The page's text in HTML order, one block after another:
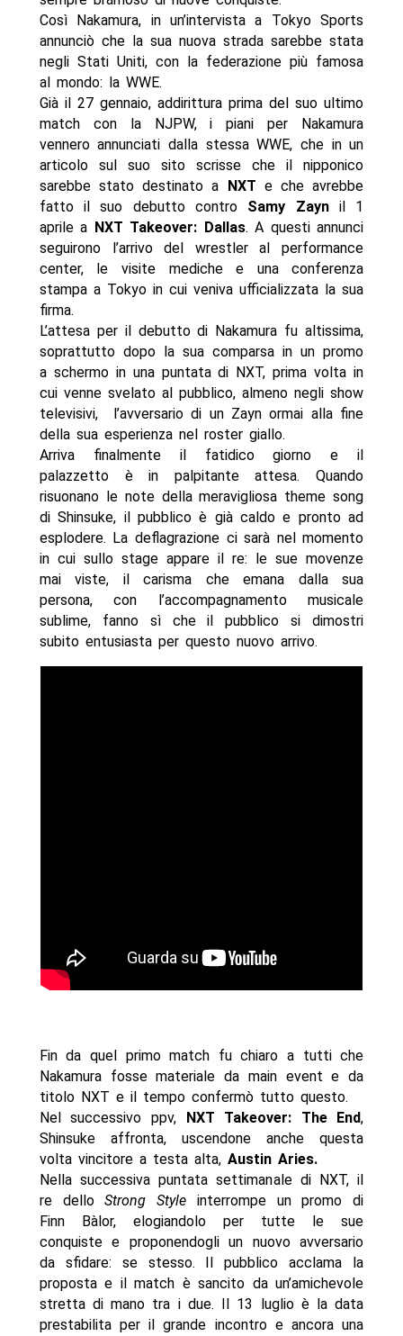
Così Nakamura, in un’intervista a Tokyo Sports
annunciò che la sua nuova strada sarebbe stata
negli Stati Uniti, con la federazione più famosa
al mondo: la WWE.
Già il 27 gennaio, addirittura prima del suo ultimo
match con la NJPW, i piani per Nakamura
vennero annunciati dalla stessa WWE, che in un
articolo sul suo sito scrisse che il nipponico
sarebbe stato destinato a
NXT e che avrebbe
fatto il suo debutto contro Samy Zaynil 1
aprile a NXT Takeover: Dallas. A questi annunci
seguirono l’arrivo del wrestler al performance
center, le visite mediche e una conferenza
stampa a Tokyo in cui veniva ufficializzata la sua
firma.
L’attesa per il debutto di Nakamura fu altissima,
soprattutto dopo la sua comparsa in un promo
a schermo in una puntata di NXT, prima volta in
cui venne svelato al pubblico, almeno negli show
televisivi, l’avversario di un Zayn ormai alla fine
della sua esperienza nel roster giallo.
Arriva finalmente il fatidico giorno e il
palazzetto è in palpitante attesa. Quando
risuonano le note della meravigliosa theme song
di Shinsuke, il pubblico è già caldo e pronto ad
esplodere. La deflagrazione ci sarà nel momento
in cui sullo stage appare il re: le sue movenze
mai viste, il carisma che emana dalla sua
persona, con l’accompagnamento musicale
sublime, fanno sì che il pubblico si dimostri
subito entusiasta per questo nuovo arrivo.
Fin da quel primo match fu chiaro a tutti che
Nakamura fosse materiale da main event e da
titolo NXT e il tempo confermò tutto questo.
Nel successivo ppv,
NXT Takeover: The End,
Shinsuke affronta, uscendone anche questa
volta vincitore a testa alta, Austin Aries.
Nella successiva puntata settimanale di NXT, il
re delloStrong Style interrompe un promo di
Finn Bàlor, elogiandolo per tutte le sue
conquiste e proponendogli un nuovo avversario
da sfidare: se stesso. Il pubblico acclama la
proposta e il match è sancito da un’amichevole
stretta di mano tra i due. Il 13 luglio è la data
prestabilita per il grande incontro e ancora una